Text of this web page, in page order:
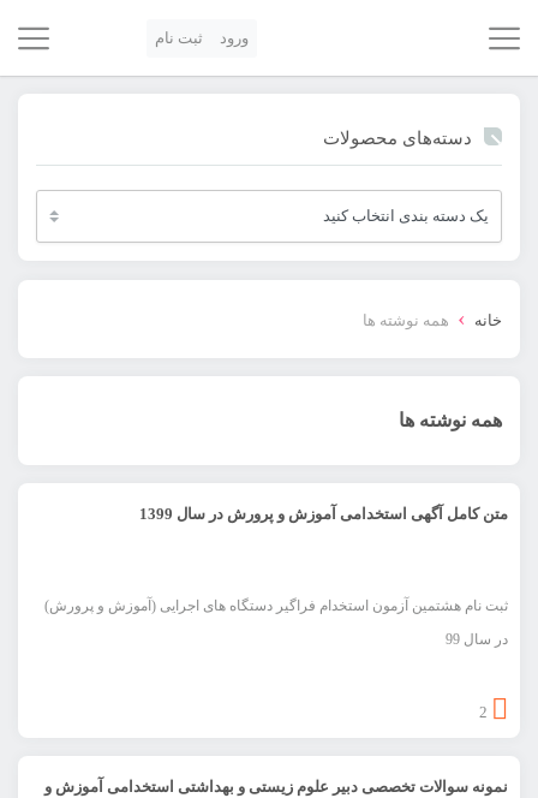
ورود ثبت نام
دسته‌های محصولات
خانه › همه نوشته ها
همه نوشته ها
متن کامل آگهی استخدامی آموزش و پرورش در سال 1399
ثبت نام هشتمین آزمون استخدام فراگیر دستگاه های اجرایی (آموزش و پرورش)
در سال 99
نمونه سوالات تخصصی دبیر علوم زیستی و بهداشتی استخدامی آموزش و